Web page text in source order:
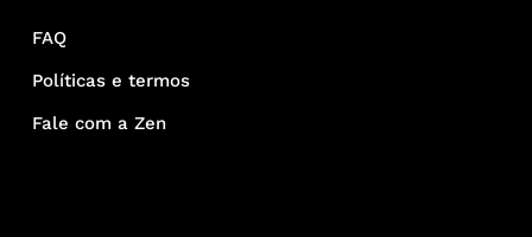
FAQ
Políticas e termos
Fale com a Zen